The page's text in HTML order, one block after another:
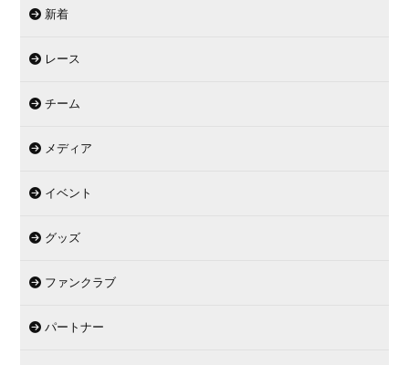
新着
レース
チーム
メディア
イベント
グッズ
ファンクラブ
パートナー